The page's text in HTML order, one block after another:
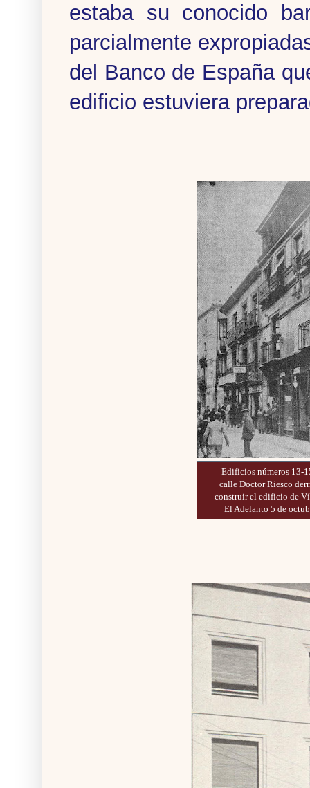
estaba su conocido
parcialmente
del Banco de España
edificio estuviera
Edificios números 13-
calle Doctor Riesco
construir el edificio de
El Adelanto 5 de